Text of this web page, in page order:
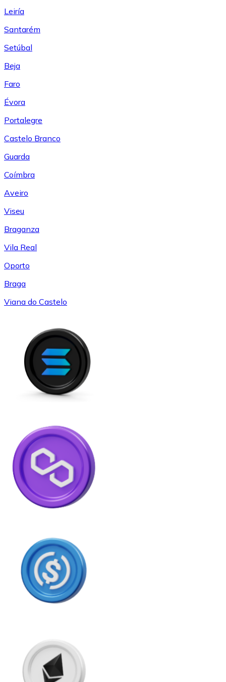
Leiría
Santarém
Setúbal
Beja
Faro
Évora
Portalegre
Castelo Branco
Guarda
Coímbra
Aveiro
Viseu
Braganza
Vila Real
Oporto
Braga
Viana do Castelo